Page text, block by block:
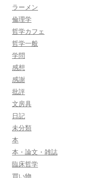
ラーメン
倫理学
哲学カフェ
哲学一般
学問
感想
感謝
批評
文房具
日記
未分類
本
本・論文・雑誌
臨床哲学
買い物